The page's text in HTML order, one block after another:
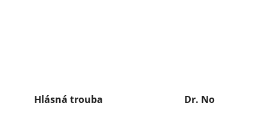
Hlásná trouba Dr. No